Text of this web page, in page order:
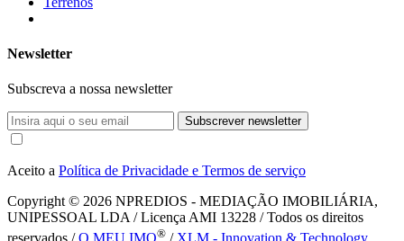
Newsletter
Subscreva a nossa newsletter
Subscrever newsletter
Aceito a Política de Privacidade e Termos de serviço
Copyright © 2026 NPREDIOS - MEDIAÇÃO IMOBILIÁRIA,
UNIPESSOAL LDA / Licença AMI 13228 / Todos os direitos
reservados /O MEU IMO® / XLM - Innovation & Technology